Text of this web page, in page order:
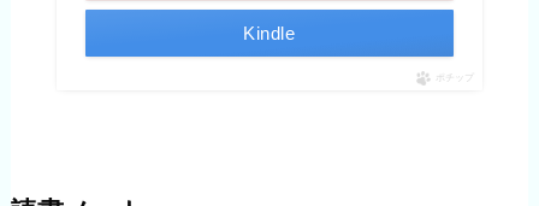
Kindle
ポチップ